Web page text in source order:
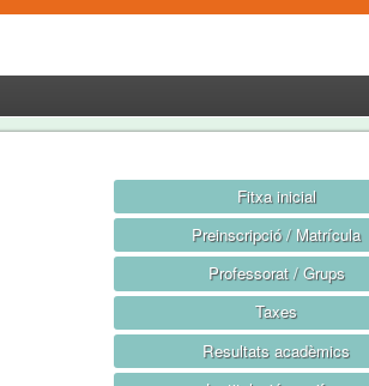
Fitxa inicial
Preinscripció / Matrícula
Professorat / Grups
Taxes
Resultats acadèmics